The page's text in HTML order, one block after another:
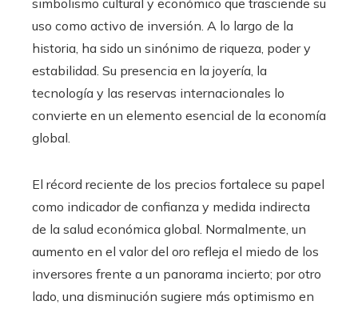
uso como activo de inversión. A lo largo de la
historia, ha sido un sinónimo de riqueza, poder y
estabilidad. Su presencia en la joyería, la
tecnología y las reservas internacionales lo
convierte en un elemento esencial de la economía
global.
El récord reciente de los precios fortalece su papel
como indicador de confianza y medida indirecta
de la salud económica global. Normalmente, un
aumento en el valor del oro refleja el miedo de los
inversores frente a un panorama incierto; por otro
lado, una disminución sugiere más optimismo en